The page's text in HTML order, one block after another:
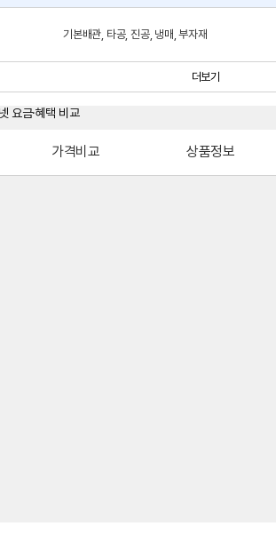
기본배관, 타공, 진공, 냉매, 부자재
더보기
가격비교 상품정보